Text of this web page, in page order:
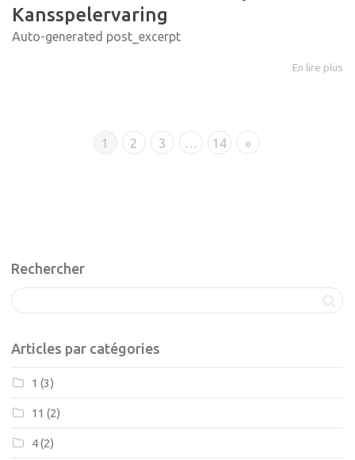
Kansspelervaring
Auto-generated post_excerpt
En lire plus
1 2 3 … 14 »
Rechercher
Articles par catégories
1 (3)
11 (2)
4(2)